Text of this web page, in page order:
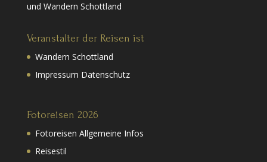
und Wandern Schottland
Veranstalter der Reisen ist
Wandern Schottland
Impressum Datenschutz
Fotoreisen 2026
Fotoreisen Allgemeine Infos
Reisestil